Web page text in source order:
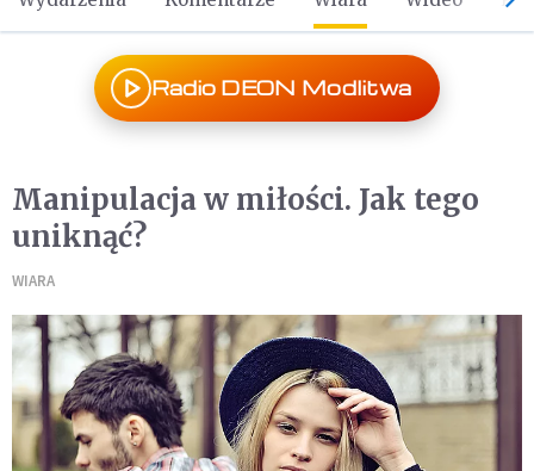
Radio DEON Modlitwa
Manipulacja w miłości. Jak tego
uniknąć?
WIARA